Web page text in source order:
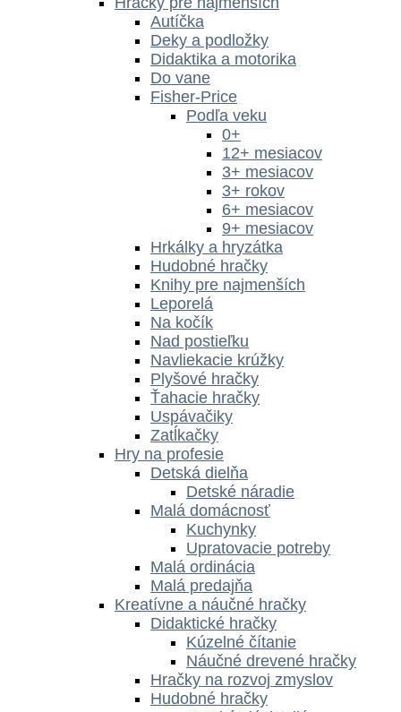
Autíčka
Deky a podložky
Didaktika a motorika
Do vane
Fisher-Price
Podľa veku
0+
12+ mesiacov
3+ mesiacov
3+ rokov
6+ mesiacov
9+ mesiacov
Hrkálky a hryzátka
Hudobné hračky
Knihy pre najmenších
Leporelá
Na kočík
Nad postieľku
Navliekacie krúžky
Plyšové hračky
Ťahacie hračky
Uspávačiky
Zatĺkačky
Hry na profesie
Detská dielňa
Detské náradie
Malá domácnosť
Kuchynky
Upratovacie potreby
Malá ordinácia
Malá predajňa
Kreatívne a náučné hračky
Didaktické hračky
Kúzelné čítanie
Náučné drevené hračky
Hračky na rozvoj zmyslov
Hudobné hračky